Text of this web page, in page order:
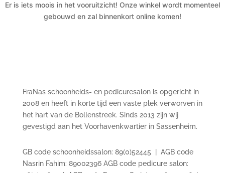
Er is iets moois in het vooruitzicht! Onze winkel wordt momenteel
gebouwd en zal binnenkort online komen!
FraNas schoonheids- en pedicuresalon is opgericht in
2008 en heeft in korte tijd een vaste plek verworven in
het hart van de Bollenstreek. Sinds 2013 zijn wij
gevestigd aan het Voorhavenkwartier in Sassenheim.
GB code schoonheidssalon: 89(0)52445 | AGB code
Nasrin Fahim: 89002396 AGB code pedicure salon: